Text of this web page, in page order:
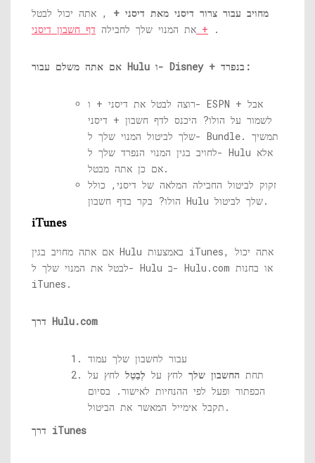
מחויב עבור צרור דיסני מאת דיסני + , אתה יכול לבטל
את המנוי שלך לחבילה דף חשבון דיסני + .
אם אתה משלם עבור Hulu ו- Disney + בנפרד:
רוצה לבטל את דיסני + ו- ESPN + אבל
לשמור על הולו? היכנס לדף חשבון + דיסני
שלך לביטול המנוי שלך ל- Bundle. תמשיך
לחויב בגין המנוי הנפרד שלך ל- Hulu אלא
אם כן אתה מבטל.
זקוק לביטול החבילה המלאה של דיסני, כולל
הולו? בקר בדף חשבון Hulu שלך לביטול.
iTunes
אם אתה מחויב בגין Hulu באמצעות iTunes, אתה יכול
לבטל את המנוי שלך ל- Hulu ב- Hulu.com
iTunes.
Hulu.com
עבור לחשבון שלך עמוד
תחת החשבון שלך לחץ על לְבַטֵל לחץ על
הכפתור ופעל לפי ההנחיות לאישור. בסיום
תקבל אימייל המאשר את הביטול.
דרך iTunes